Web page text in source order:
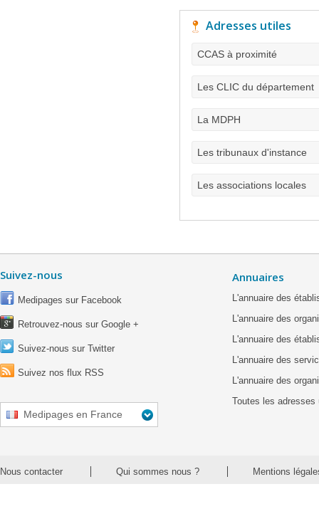
Adresses utiles
CCAS à proximité
Les CLIC du département
La MDPH
Les tribunaux d'instance
Les associations locales
Suivez-nous
Medipages sur Facebook
Retrouvez-nous sur Google +
Suivez-nous sur Twitter
Suivez nos flux RSS
Medipages en France
Annuaires
L'annuaire des
L'annuaire des
L'annuaire des
L'annuaire des
L'annuaire des
Toutes les adresses
Nous contacter Qui sommes nous ? Mentions